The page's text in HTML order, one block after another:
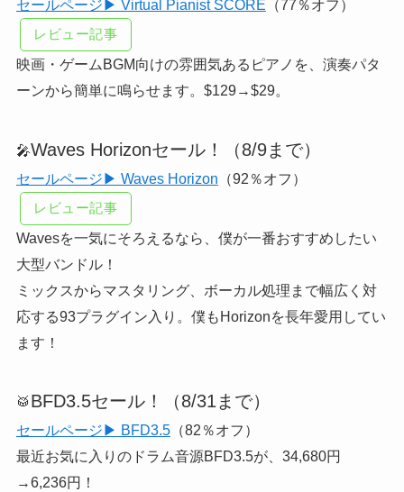
セールページ▶ Virtual Pianist SCORE （77％オフ）
レビュー記事
映画・ゲームBGM向けの雰囲気あるピアノを、演奏パタ
ーンから簡単に鳴らせます。$129→$29。
🎤Waves Horizonセール！（8/9まで）
セールページ▶ Waves Horizon （92％オフ）
レビュー記事
Wavesを一気にそろえるなら、僕が一番おすすめしたい
大型バンドル！
ミックスからマスタリング、ボーカル処理まで幅広く対
応する93プラグイン入り。僕もHorizonを長年愛用してい
ます！
🥁 BFD3.5セール！（8/31まで）
セールページ▶ BFD3.5（82％オフ）
最近お気に入りのドラム音源BFD3.5が、34,680円
→6,236円！